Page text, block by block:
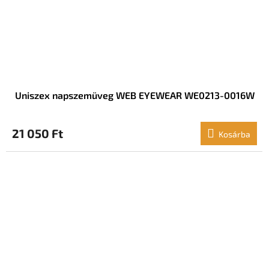
Uniszex napszemüveg WEB EYEWEAR WE0213-0016W
21 050 Ft Kosárba